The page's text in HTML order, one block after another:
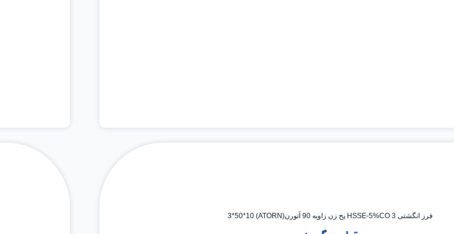
فرز انگشتی HSSE-5%CO 3 پخ زن زاویه 90 آتورن(ATORN) 3*50*10